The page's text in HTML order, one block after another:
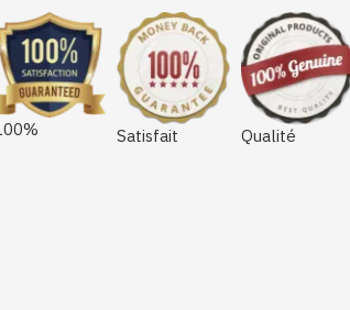
Satisfait Qualité